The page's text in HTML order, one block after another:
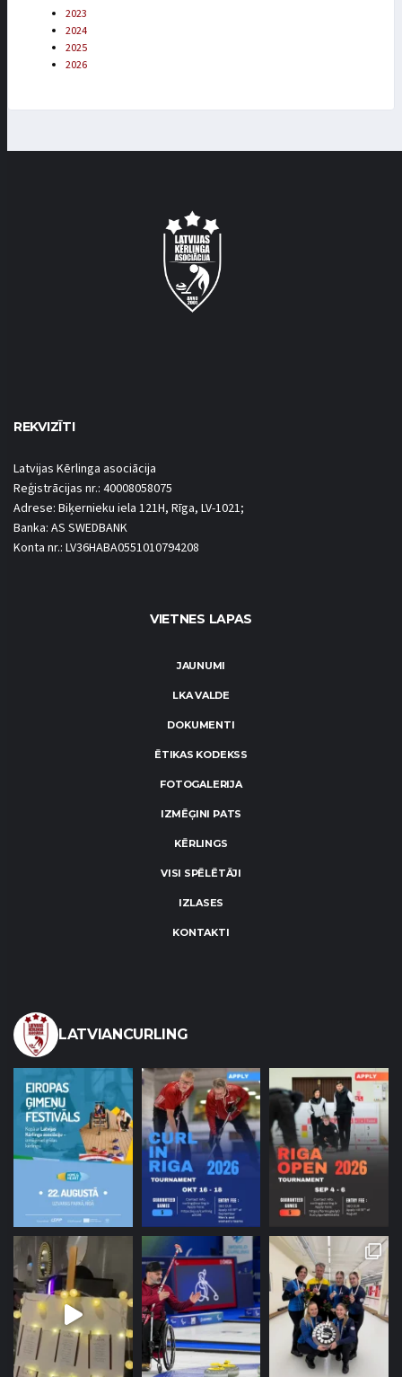
2023
2024
2025
2026
REKVIZĪTI
Latvijas Kērlinga asociācija
Reģistrācijas nr.: 40008058075
Adrese: Biķernieku iela 121H, Rīga, LV-1021;
Banka: AS SWEDBANK
Konta nr.: LV36HABA0551010794208
VIETNES LAPAS
JAUNUMI
LKA VALDE
DOKUMENTI
ĒTIKAS KODEKSS
FOTOGALERIJA
IZMĒĢINI PATS
KĒRLINGS
VISI SPĒLĒTĀJI
IZLASES
KONTAKTI
LATVIANCURLING